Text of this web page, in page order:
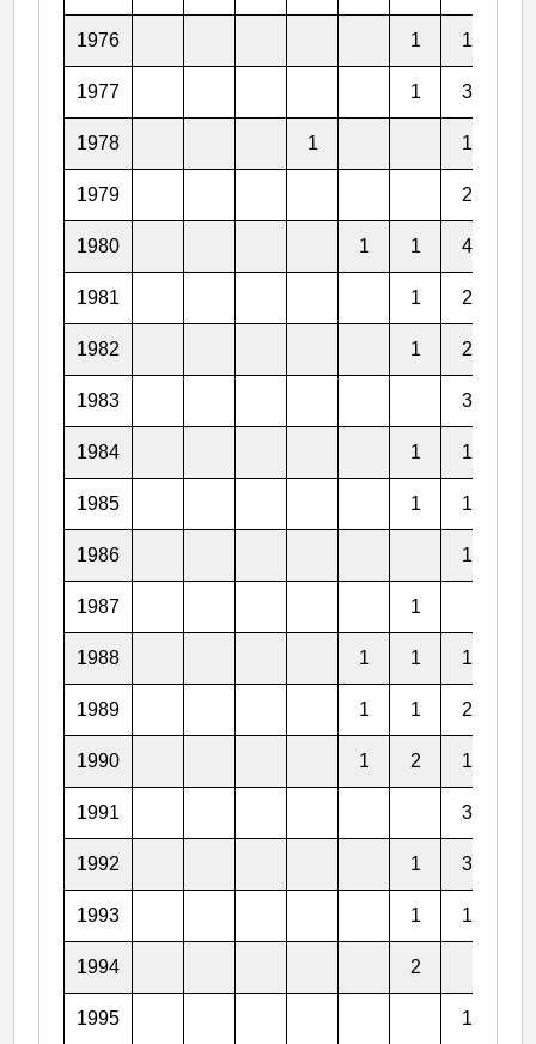
1976 1 1
1977 1 3
1978 1 1
1979 2
1980 1 1 4
1981 1 2
1982 1 2
1983 3
1984 1 1
1985 1 1
1986 1
1987 1
1988 1 1 1
1989 1 1 2
1990 1 2 1
1991 3
1992 1 3
1993 1 1
1994 2
1995 1